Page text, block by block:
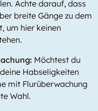
Achte darauf, dass
breite Gänge zu dem
um hier keinen
Möchtest du
Habseligkeiten
mit Flurüberwachung
Wahl.